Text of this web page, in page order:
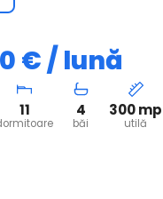
€ / lună
11 4
băi
300 mp
utilă